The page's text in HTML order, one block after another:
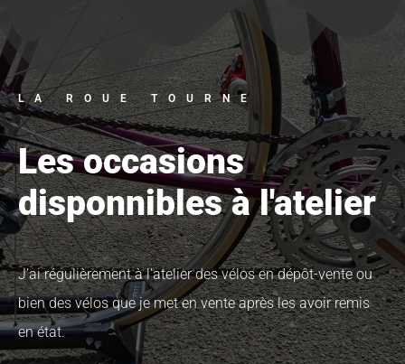
LA ROUE TOURNE
Les occasions
disponnibles à l'atelier
J’ai régulièrement à l’atelier des vélos en dépôt-vente ou
bien des vélos que je met en vente après les avoir remis
en état.